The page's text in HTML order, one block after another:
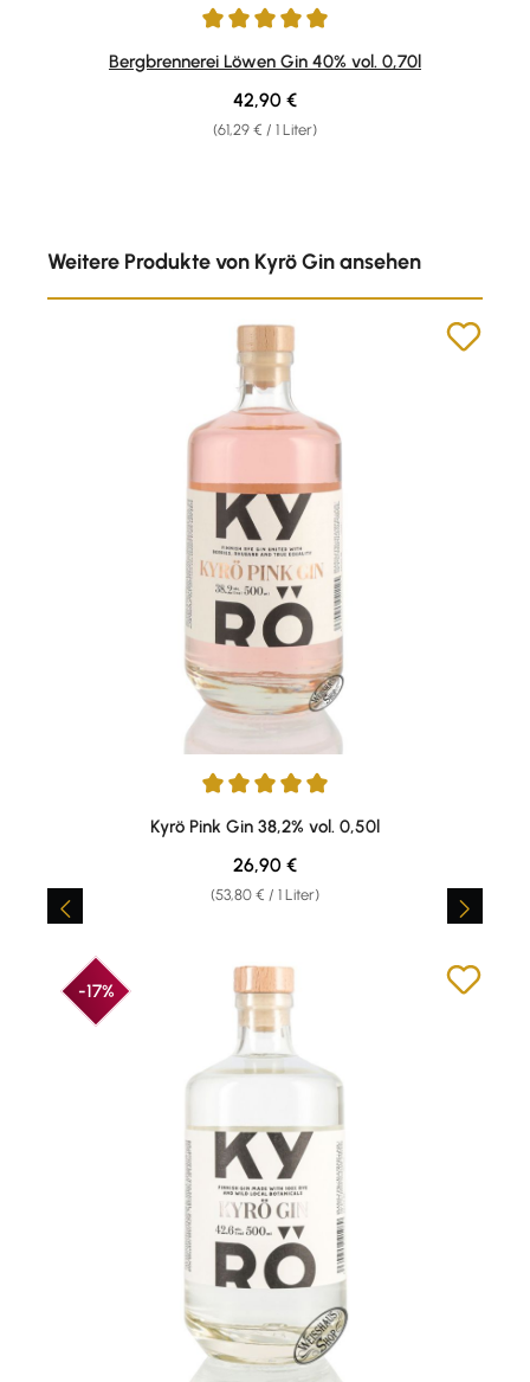
Durchschnittliche Bewertung von 5 von 5 Sternen
Bergbrennerei Löwen Gin 40% vol. 0,70l
(61,29 € / 1 Liter)
Regulärer Preis:
42,90 €
Weitere Produkte von Kyrö Gin ansehen
Durchschnittliche Bewertung von 5 von 5 Sternen
Kyrö Pink Gin 38,2% vol. 0,50l
(53,80 € / 1 Liter)
Regulärer Preis:
26,90 €
-17%